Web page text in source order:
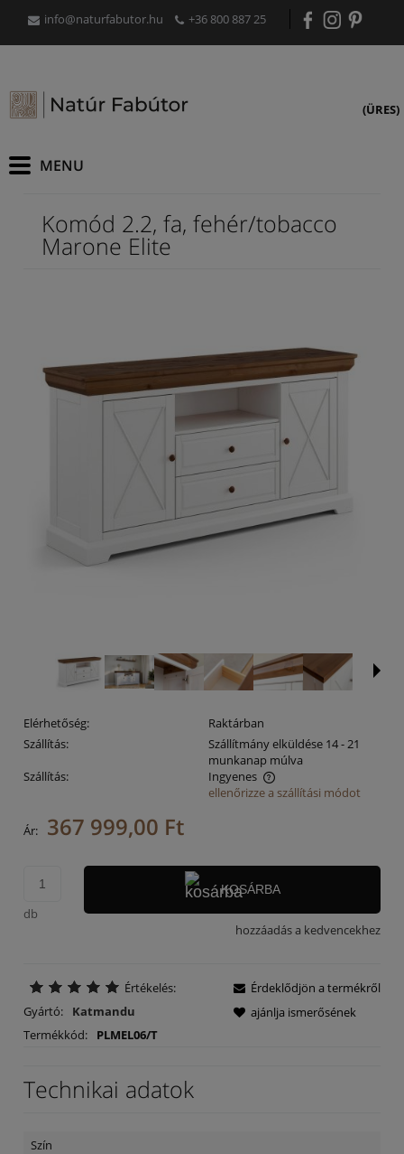
info@naturfabutor.hu +36 800 887 25
(ÜRES)
Komód 2.2, fa, fehér/tobacco
Marone Elite
Elérhetőség:
Raktárban
Szállítás:
Szállítmány elküldése 14 - 21
munkanap múlva
Szállítás:
Ingyenes
Az ár nem tartalmazza az esetleges fizetési költségeket
ellenőrizze a szállítási módot
Ár: 367 999,00 Ft
db
KOSÁRBA
hozzáadás a kedvencekhez
Értékelés:
Gyártó:
Katmandu
Termékkód:
PLMEL06/T
Érdeklődjön a termékről
ajánlja ismerősének
Technikai adatok
Szín